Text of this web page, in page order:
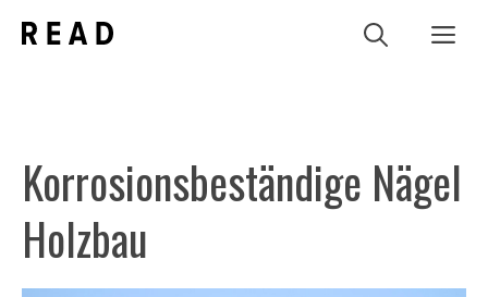
Inhalt
Korrosionsbeständige Nägel
Holzbau